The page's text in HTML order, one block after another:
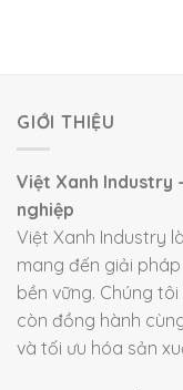
GIỚI THIỆU
Việt Xanh Industry
nghiệp
Việt Xanh Industry
mang đến giải
bền vững. Chúng
còn đồng hành
và tối ưu hóa sản